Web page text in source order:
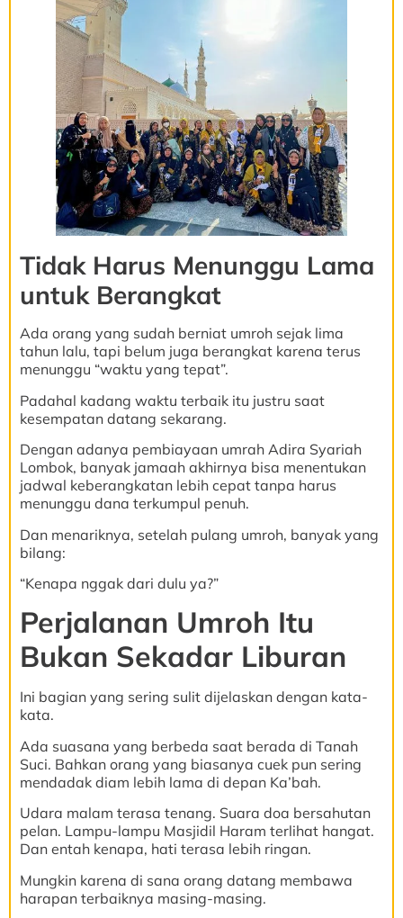
Tidak Harus Menunggu Lama
untuk Berangkat
Ada orang yang sudah berniat umroh sejak lima
tahun lalu, tapi belum juga berangkat karena terus
menunggu “waktu yang tepat”.
Padahal kadang waktu terbaik itu justru saat
kesempatan datang sekarang.
Dengan adanya pembiayaan umrah Adira Syariah
Lombok, banyak jamaah akhirnya bisa menentukan
jadwal keberangkatan lebih cepat tanpa harus
menunggu dana terkumpul penuh.
Dan menariknya, setelah pulang umroh, banyak yang
bilang:
“Kenapa nggak dari dulu ya?”
Perjalanan Umroh Itu
Bukan Sekadar Liburan
Ini bagian yang sering sulit dijelaskan dengan kata-
kata.
Ada suasana yang berbeda saat berada di Tanah
Suci. Bahkan orang yang biasanya cuek pun sering
mendadak diam lebih lama di depan Ka’bah.
Udara malam terasa tenang. Suara doa bersahutan
pelan. Lampu-lampu Masjidil Haram terlihat hangat.
Dan entah kenapa, hati terasa lebih ringan.
Mungkin karena di sana orang datang membawa
harapan terbaiknya masing-masing.